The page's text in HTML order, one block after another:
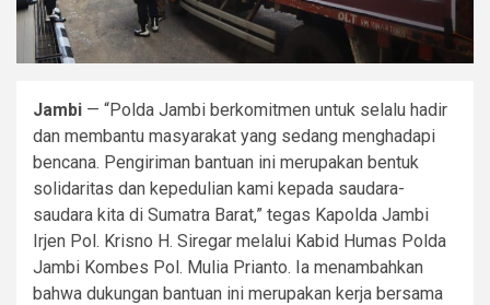
Jambi — “Polda Jambi berkomitmen untuk selalu hadir
dan membantu masyarakat yang sedang menghadapi
bencana. Pengiriman bantuan ini merupakan bentuk
solidaritas dan kepedulian kami kepada saudara-
saudara kita di Sumatra Barat,” tegas Kapolda Jambi
Irjen Pol. Krisno H. Siregar melalui Kabid Humas Polda
Jambi Kombes Pol. Mulia Prianto. Ia menambahkan
bahwa dukungan bantuan ini merupakan kerja bersama